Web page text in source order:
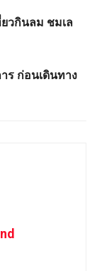
ยวกินลม ชมเล
ร ก่อนเดินทาง